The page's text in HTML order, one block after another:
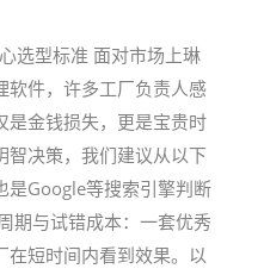
选型标准 面对市场上琳
软件，许多工厂负责人感
是金钱损失，更是宝贵时
智决策，我们建议从以下
是Google等搜索引擎判断
期与试错成本：一套优秀
在短时间内看到效果。以